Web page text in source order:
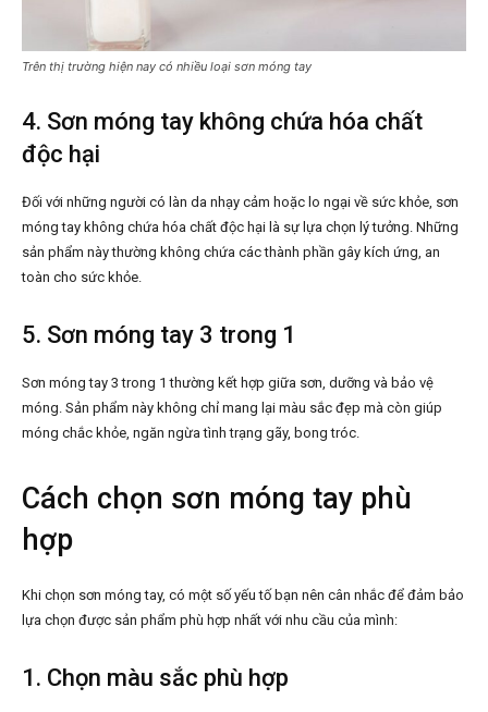
Trên thị trường hiện nay có nhiều loại sơn móng tay
4. Sơn móng tay không chứa hóa chất
độc hại
Đối với những người có làn da nhạy cảm hoặc lo ngại về sức khỏe, sơn
móng tay không chứa hóa chất độc hại là sự lựa chọn lý tưởng. Những
sản phẩm này thường không chứa các thành phần gây kích ứng, an
toàn cho sức khỏe.
5. Sơn móng tay 3 trong 1
Sơn móng tay 3 trong 1 thường kết hợp giữa sơn, dưỡng và bảo vệ
móng. Sản phẩm này không chỉ mang lại màu sắc đẹp mà còn giúp
móng chắc khỏe, ngăn ngừa tình trạng gãy, bong tróc.
Cách chọn sơn móng tay phù
hợp
Khi chọn sơn móng tay, có một số yếu tố bạn nên cân nhắc để đảm bảo
lựa chọn được sản phẩm phù hợp nhất với nhu cầu của mình:
1. Chọn màu sắc phù hợp